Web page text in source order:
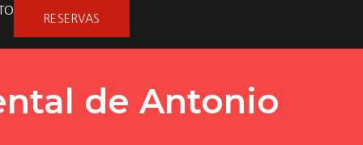
RESERVAS
de Antonio